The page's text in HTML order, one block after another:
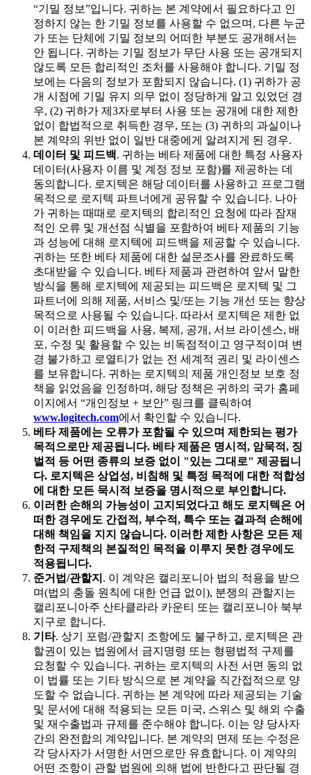
“기밀 정보”입니다. 귀하는 본 계약에서 필요하다고 인
정하지 않는 한 기밀 정보를 사용할 수 없으며, 다른 누군
가 또는 단체에 기밀 정보의 어떠한 부분도 공개해서는
안 됩니다. 귀하는 기밀 정보가 무단 사용 또는 공개되지
않도록 모든 합리적인 조처를 사용해야 합니다. 기밀 정
보에는 다음의 정보가 포함되지 않습니다. (1) 귀하가 공
개 시점에 기밀 유지 의무 없이 정당하게 알고 있었던 경
우, (2) 귀하가 제3자로부터 사용 또는 공개에 대한 제한
없이 합법적으로 취득한 경우, 또는 (3) 귀하의 과실이나
본 계약의 위반 없이 일반 대중에게 알려지게 된 경우.
데이터 및 피드백. 귀하는 베타 제품에 대한 특정 사용자
데이터(사용자 이름 및 계정 정보 포함)를 제공하는 데
동의합니다. 로지텍은 해당 데이터를 사용하고 프로그램
목적으로 로지텍 파트너에게 공유할 수 있습니다. 나아
가 귀하는 때때로 로지텍의 합리적인 요청에 따라 잠재
적인 오류 및 개선점 식별을 포함하여 베타 제품의 기능
과 성능에 대해 로지텍에 피드백을 제공할 수 있습니다.
귀하는 또한 베타 제품에 대한 설문조사를 완료하도록
초대받을 수 있습니다. 베타 제품과 관련하여 앞서 말한
방식을 통해 로지텍에 제공되는 피드백은 로지텍 및 그
파트너에 의해 제품, 서비스 및/또는 기능 개선 또는 향상
목적으로 사용될 수 있습니다. 따라서 로지텍은 제한 없
이 이러한 피드백을 사용, 복제, 공개, 서브 라이센스, 배
포, 수정 및 활용할 수 있는 비독점적이고 영구적이며 변
경 불가하고 로열티가 없는 전 세계적 권리 및 라이센스
를 보유합니다. 귀하는 로지텍의 제품 개인정보 보호 정
책을 읽었음을 인정하며, 해당 정책은 귀하의 국가 홈페
이지에서 “개인정보 + 보안” 링크를 클릭하여
www.logitech.com에서 확인할 수 있습니다.
베타 제품에는 오류가 포함될 수 있으며 제한되는 평가
목적으로만 제공됩니다. 베타 제품은 명시적, 암묵적, 징
벌적 등 어떤 종류의 보증 없이 "있는 그대로" 제공됩니
다. 로지텍은 상업성, 비침해 및 특정 목적에 대한 적합성
에 대한 모든 묵시적 보증을 명시적으로 부인합니다.
이러한 손해의 가능성이 고지되었다고 해도 로지텍은 어
떠한 경우에도 간접적, 부수적, 특수 또는 결과적 손해에
대해 책임을 지지 않습니다. 이러한 제한 사항은 모든 제
한적 구제책의 본질적인 목적을 이루지 못한 경우에도
적용됩니다.
준거법/관할지 . 이 계약은 캘리포니아 법의 적용을 받으
며(법의 충돌 원칙에 대한 언급 없이), 분쟁의 관할지는
캘리포니아주 산타클라라 카운티 또는 캘리포니아 북부
지구로 합니다.
기타. 상기 포럼/관할지 조항에도 불구하고, 로지텍은 관
할권이 있는 법원에서 금지명령 또는 형평법적 구제를
요청할 수 있습니다. 귀하는 로지텍의 사전 서면 동의 없
이 법률 또는 기타 방식으로 본 계약을 직간접적으로 양
도할 수 없습니다. 귀하는 본 계약에 따라 제공되는 기술
및 문서에 대해 적용되는 모든 미국, 스위스 및 해외 수출
및 재수출법과 규제를 준수해야 합니다. 이는 양 당사자
간의 완전합의 계약입니다. 본 계약의 면제 또는 수정은
각 당사자가 서명한 서면으로만 유효합니다. 이 계약의
어떤 조항이 관할 법원에 의해 법에 반한다고 판단될 경